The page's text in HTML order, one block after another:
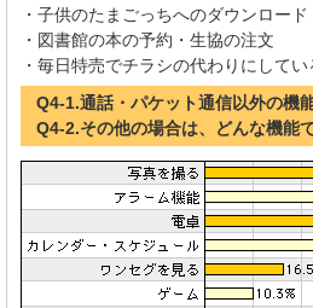
・子供のたまごっちへのダウンロード
・図書館の本の予約・生協の注文
・毎日特売でチラシの代わりにしてい
Q4-1.通話・パケット通信以外の機
Q4-2.その他の場合は、どんな機能